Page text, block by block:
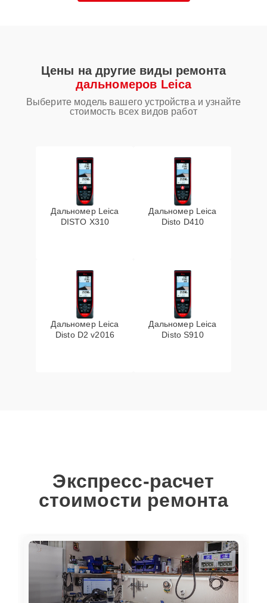
Цены на другие виды ремонта
дальномеров Leica
Выберите модель вашего устройства и узнайте
стоимость всех видов работ
Дальномер Leica
DISTO X310
Дальномер Leica
Disto D410
Дальномер Leica
Disto D2 v2016
Дальномер Leica
Disto S910
Экспресс-расчет
стоимости ремонта